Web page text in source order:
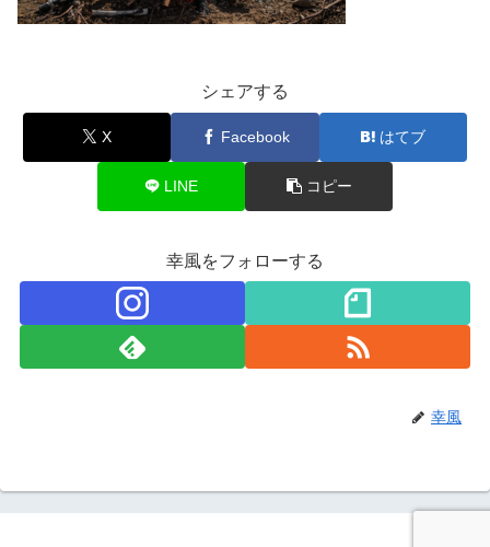
シェアする
X Facebook はてブ
LINE コピー
幸風をフォローする
幸風